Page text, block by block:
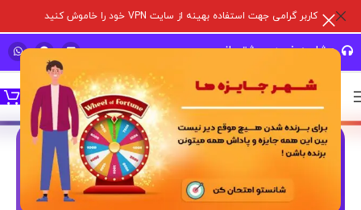
کاربر گرامی جهت استفاده بهینه از سایت VPN خود را خاموش کنید
مشاوره خرید و پشتیبانی سریع